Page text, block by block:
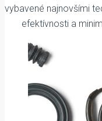
vybavené najnovšími
efektívnosti a